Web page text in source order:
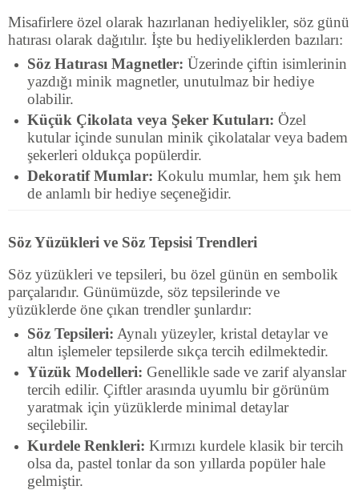
Misafirlere özel olarak hazırlanan hediyelikler, söz günü
hatırası olarak dağıtılır. İşte bu hediyeliklerden bazıları:
Söz Hatırası Magnetler: Üzerinde çiftin isimlerinin
yazdığı minik magnetler, unutulmaz bir hediye
olabilir.
Küçük Çikolata veya Şeker Kutuları: Özel
kutular içinde sunulan minik çikolatalar veya badem
şekerleri oldukça popülerdir.
Dekoratif Mumlar: Kokulu mumlar, hem şık hem
de anlamlı bir hediye seçeneğidir.
Söz Yüzükleri ve Söz Tepsisi Trendleri
Söz yüzükleri ve tepsileri, bu özel günün en sembolik
parçalarıdır. Günümüzde, söz tepsilerinde ve
yüzüklerde öne çıkan trendler şunlardır:
Söz Tepsileri: Aynalı yüzeyler, kristal detaylar ve
altın işlemeler tepsilerde sıkça tercih edilmektedir.
Yüzük Modelleri: Genellikle sade ve zarif alyanslar
tercih edilir. Çiftler arasında uyumlu bir görünüm
yaratmak için yüzüklerde minimal detaylar
seçilebilir.
Kurdele Renkleri: Kırmızı kurdele klasik bir tercih
olsa da, pastel tonlar da son yıllarda popüler hale
gelmiştir.